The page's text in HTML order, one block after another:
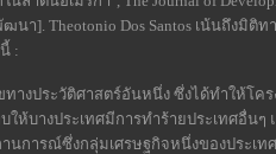
นา]. Theotonio Dos Santos เน้นถึงมิติ
:
างประวัติศาสตร์อันหนึ่ง ซึ่งได้ทำให้โคร
ห้บางประเทศมีการทำร้ายประเทศอื่น
นการณ์ซึ่งกลุ่มเศรษฐกิจหนึ่งของประเ